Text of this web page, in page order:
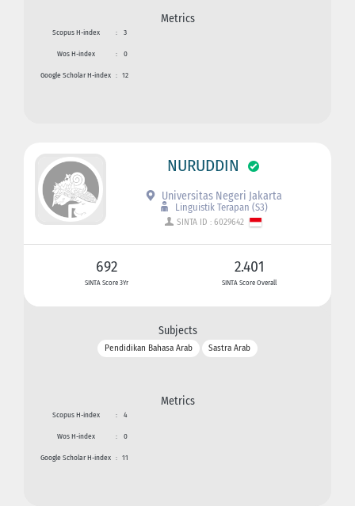
Metrics
Scopus H-index : 3
Wos H-index : 0
Google Scholar H-index : 12
NURUDDIN
Universitas Negeri Jakarta
Linguistik Terapan (S3)
SINTA ID : 6029642
692
SINTA Score 3Yr
2.401
SINTA Score Overall
Subjects
Pendidikan Bahasa Arab Sastra Arab
Metrics
Scopus H-index : 4
Wos H-index : 0
Google Scholar H-index : 11